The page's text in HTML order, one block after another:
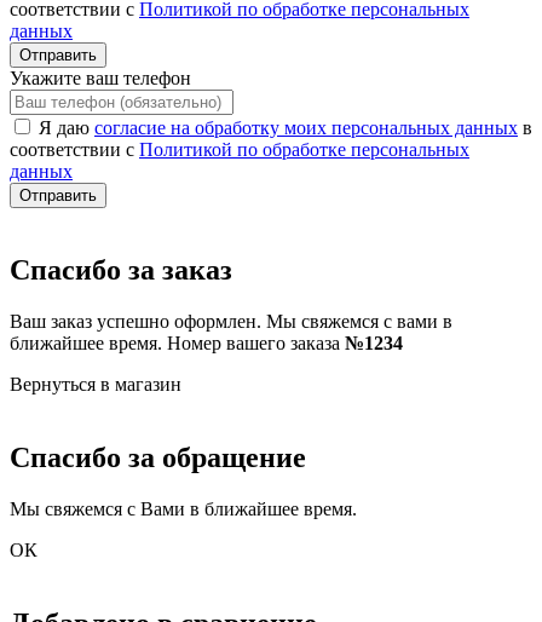
соответствии с Политикой по обработке персональных
данных
Отправить
Укажите ваш телефон
Я даю согласие на обработку моих персональных данных в
соответствии с Политикой по обработке персональных
данных
Отправить
Спасибо за заказ
Ваш заказ успешно оформлен. Мы свяжемся с вами в
ближайшее время. Номер вашего заказа №1234
Вернуться в магазин
Спасибо за обращение
Мы свяжемся с Вами в ближайшее время.
ОК